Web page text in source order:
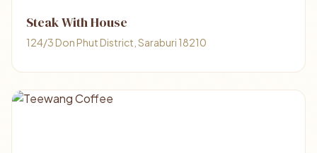
Steak With House
124/3 Don Phut District, Saraburi 18210